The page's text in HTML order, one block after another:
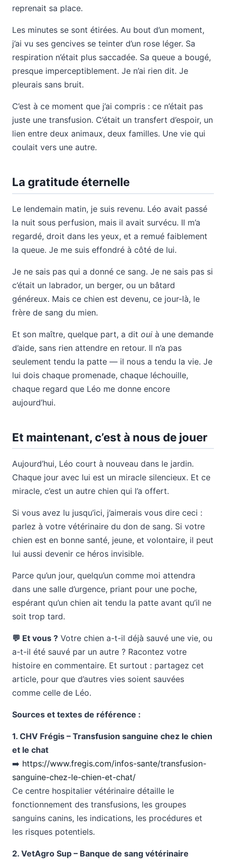
reprenait sa place.
Les minutes se sont étirées. Au bout d’un moment,
j’ai vu ses gencives se teinter d’un rose léger. Sa
respiration n’était plus saccadée. Sa queue a bougé,
presque imperceptiblement. Je n’ai rien dit. Je
pleurais sans bruit.
C’est à ce moment que j’ai compris : ce n’était pas
juste une transfusion. C’était un transfert d’espoir, un
lien entre deux animaux, deux familles. Une vie qui
coulait vers une autre.
La gratitude éternelle
Le lendemain matin, je suis revenu. Léo avait passé
la nuit sous perfusion, mais il avait survécu. Il m’a
regardé, droit dans les yeux, et a remué faiblement
la queue. Je me suis effondré à côté de lui.
Je ne sais pas qui a donné ce sang. Je ne sais pas si
c’était un labrador, un berger, ou un bâtard
généreux. Mais ce chien est devenu, ce jour-là, le
frère de sang du mien.
Et son maître, quelque part, a dit oui à une demande
d’aide, sans rien attendre en retour. Il n’a pas
seulement tendu la patte — il nous a tendu la vie. Je
lui dois chaque promenade, chaque léchouille,
chaque regard que Léo me donne encore
aujourd’hui.
Et maintenant, c’est à nous de jouer
Aujourd’hui, Léo court à nouveau dans le jardin.
Chaque jour avec lui est un miracle silencieux. Et ce
miracle, c’est un autre chien qui l’a offert.
Si vous avez lu jusqu’ici, j’aimerais vous dire ceci :
parlez à votre vétérinaire du don de sang. Si votre
chien est en bonne santé, jeune, et volontaire, il peut
lui aussi devenir ce héros invisible.
Parce qu’un jour, quelqu’un comme moi attendra
dans une salle d’urgence, priant pour une poche,
espérant qu’un chien ait tendu la patte avant qu’il ne
soit trop tard.
💬 Et vous ? Votre chien a-t-il déjà sauvé une vie, ou
a-t-il été sauvé par un autre ? Racontez votre
histoire en commentaire. Et surtout : partagez cet
article, pour que d’autres vies soient sauvées
comme celle de Léo.
Sources et textes de référence :
1. CHV Frégis – Transfusion sanguine chez le chien
et le chat
➡️ https://www.fregis.com/infos-sante/transfusion-
sanguine-chez-le-chien-et-chat/
Ce centre hospitalier vétérinaire détaille le
fonctionnement des transfusions, les groupes
sanguins canins, les indications, les procédures et
les risques potentiels.
2. VetAgro Sup – Banque de sang vétérinaire